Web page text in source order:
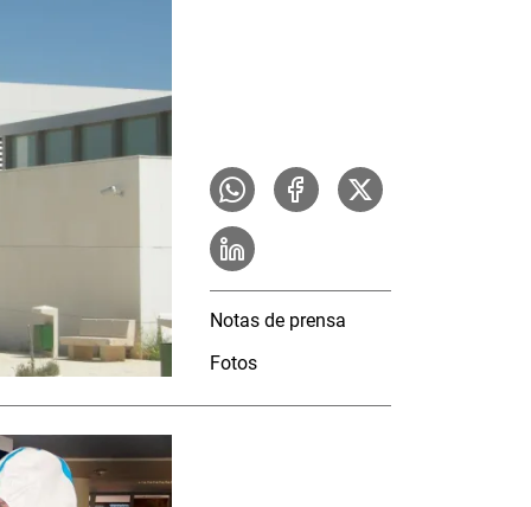
Notas de prensa
Fotos